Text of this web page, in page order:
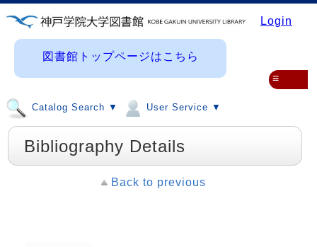
Login
図書館トップページはこちら
Catalog Search ▼ User Service ▼
≡
Bibliography Details
Back to previous